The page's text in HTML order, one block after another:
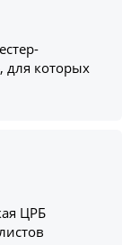
для которых
ЦРБ